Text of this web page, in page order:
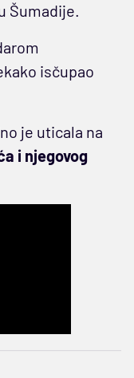
Šumadije.
isčupao
je uticala na
i njegovog